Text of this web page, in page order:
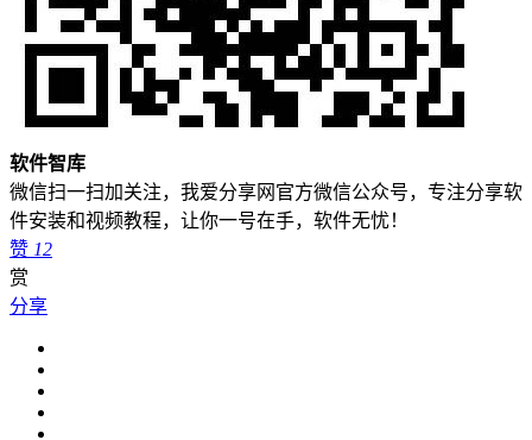
软件智库
微信扫一扫加关注，我爱分享网官方微信公众号，专注分享软
件安装和视频教程，让你一号在手，软件无忧！
赞 12
赏
分享